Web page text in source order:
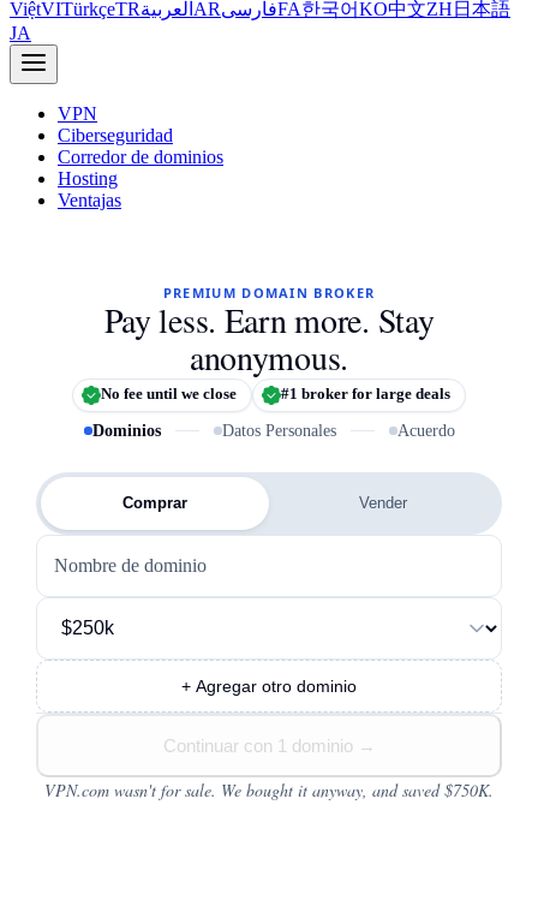
ViệtVITürkçeTRالعربية ARفارسیFA한국어KO中文ZH 日本語
JA
VPN
Ciberseguridad
Corredor de dominios
Hosting
Ventajas
PREMIUM DOMAIN BROKER
Pay less. Earn more. Stay
anonymous.
No fee until we close #1 broker for large deals
Dominios Datos Personales Acuerdo
Los dominios con los que necesitas ayuda
Comprar Vender
Nombre de dominio
+ Agregar otro dominio
Continuar con 1 dominio →
VPN.com wasn't for sale. We bought it anyway, and saved $750K.